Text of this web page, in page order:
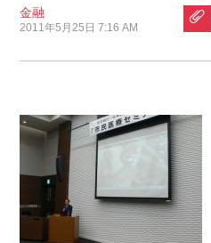
金融
2011年5月25日 7:16 AM